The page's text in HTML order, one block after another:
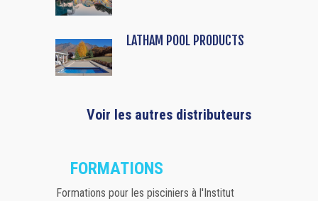
LATHAM POOL PRODUCTS
Voir les autres distributeurs
FORMATIONS
Formations pour les pisciniers à l'Institut